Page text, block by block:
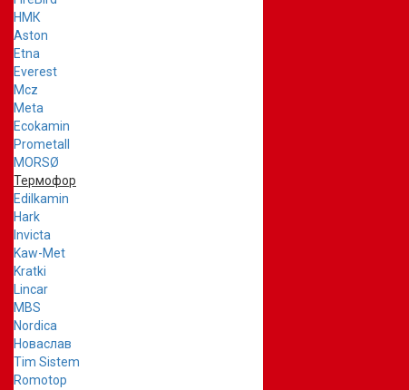
НМК
Aston
Etna
Everest
Mcz
Meta
Ecokamin
Prometall
MORSØ
Термофор
Edilkamin
Hark
Invicta
Kaw-Met
Kratki
Lincar
MBS
Nordica
Новаслав
Tim Sistem
Romotop